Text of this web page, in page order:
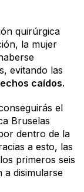
quirúrgica
la mujer
evitando las
caídos.
el
Bruselas
dentro de la
a esto, las
primeros seis
a disimularse